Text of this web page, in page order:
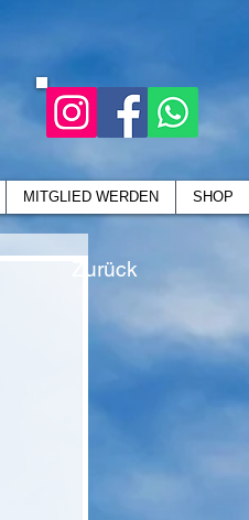
MITGLIED WERDEN SHOP
Zurück